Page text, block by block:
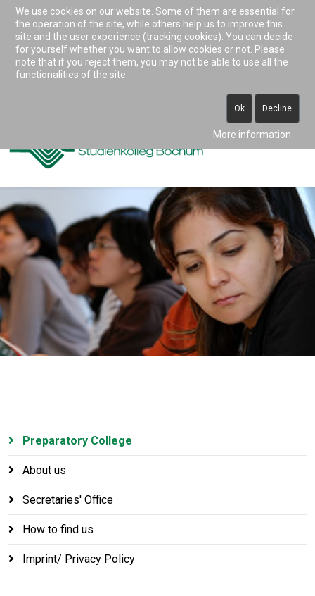
Accessibility & Tools
0234 938 82 0 (vormittags)
Preparatory College
About us
Secretaries' Office
How to find us
Imprint/ Privacy Policy
We use cookies on our website. Some of them are essential for
the operation of the site, while others help us to improve this
site and the user experience (tracking cookies). You can decide
for yourself whether you want to allow cookies or not. Please
note that if you reject them, you may not be able to use all the
functionalities of the site.
Ok Decline
More information